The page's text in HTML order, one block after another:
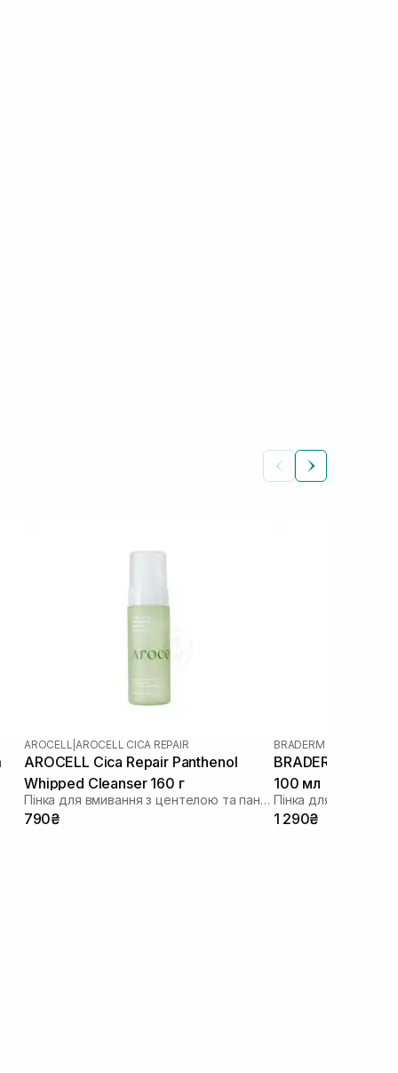
AROCELL AROCELL CICA REPAIR
AROCELL Cica Repair Panthenol
Whipped Cleanser 160 г
Пінка для вмивання з центелою та пантенолом
790₴
BRADERM
BRADERM Kurac
100 мл
Пінка для вмивання
1 290₴